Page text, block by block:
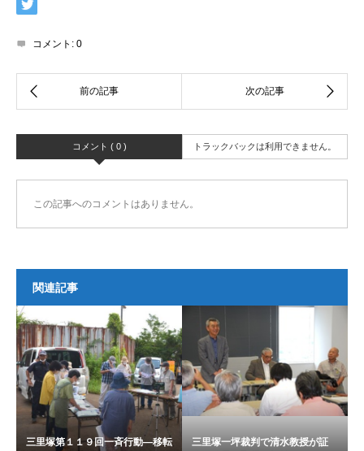
コメント: 0
コメント ( 0 ) トラックバックは利用できません。
この記事へのコメントはありません。
関連記事
三里塚第１１９回一斉行動―移転
三里塚一坪裁判で清水教授が証